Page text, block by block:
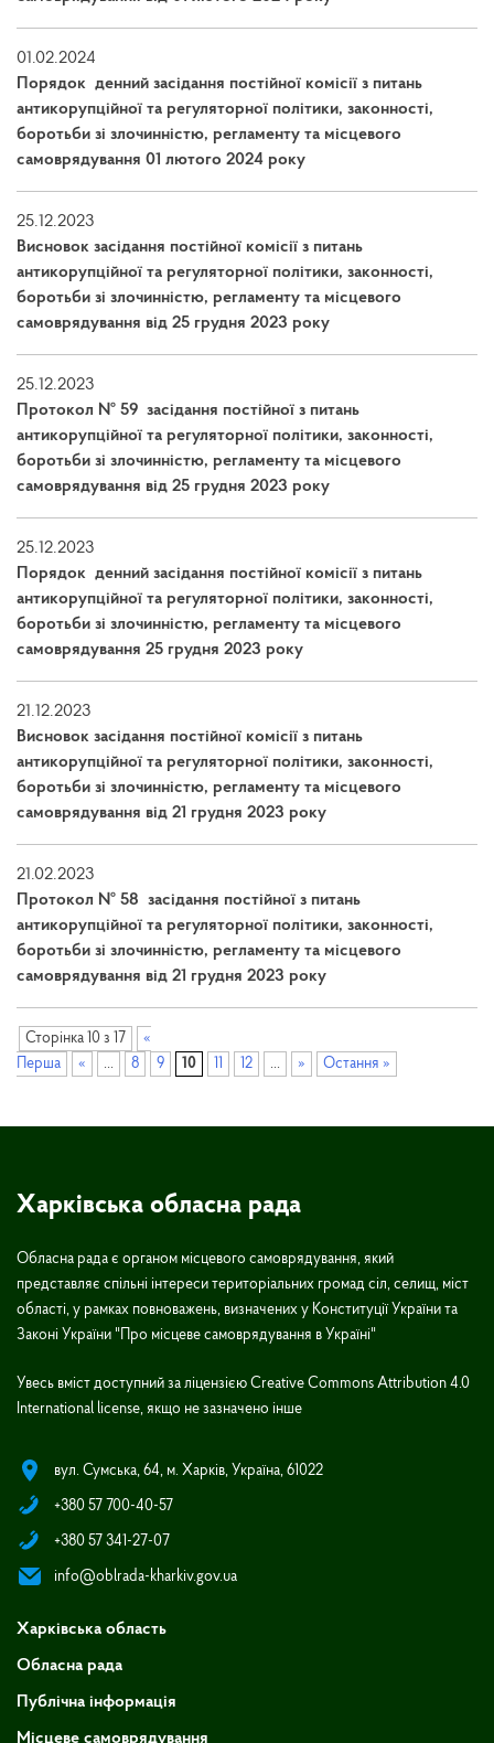
01.02.2024
Порядок денний засідання постійної комісії з питань
антикорупційної та регуляторної політики, законності,
боротьби зі злочинністю, регламенту та місцевого
самоврядування 01 лютого 2024 року
25.12.2023
Висновок засідання постійної комісії з питань
антикорупційної та регуляторної політики, законності,
боротьби зі злочинністю, регламенту та місцевого
самоврядування від 25 грудня 2023 року
25.12.2023
Протокол № 59 засідання постійної з питань
антикорупційної та регуляторної політики, законності,
боротьби зі злочинністю, регламенту та місцевого
самоврядування від 25 грудня 2023 року
25.12.2023
Порядок денний засідання постійної комісії з питань
антикорупційної та регуляторної політики, законності,
боротьби зі злочинністю, регламенту та місцевого
самоврядування 25 грудня 2023 року
21.12.2023
Висновок засідання постійної комісії з питань
антикорупційної та регуляторної політики, законності,
боротьби зі злочинністю, регламенту та місцевого
самоврядування від 21 грудня 2023 року
21.02.2023
Протокол № 58 засідання постійної з питань
антикорупційної та регуляторної політики, законності,
боротьби зі злочинністю, регламенту та місцевого
самоврядування від 21 грудня 2023 року
Сторінка 10 з 17
«
Перша
« ... 8 9 10 11 12 ... » Остання »
Харківська обласна рада
Обласна рада є органом місцевого самоврядування, який
представляє спільні інтереси територіальних громад сіл, селищ, міст
області, у рамках повноважень, визначених у Конституції України та
Законі України "Про місцеве самоврядування в Україні"
Увесь вміст доступний за ліцензією Creative Commons Attribution 4.0
International license, якщо не зазначено інше
вул. Сумська, 64, м. Харків, Україна, 61022
+380 57 700-40-57
+380 57 341-27-07
info@oblrada-kharkiv.gov.ua
Харківська область
Обласна рада
Публічна інформація
Місцеве самоврядування